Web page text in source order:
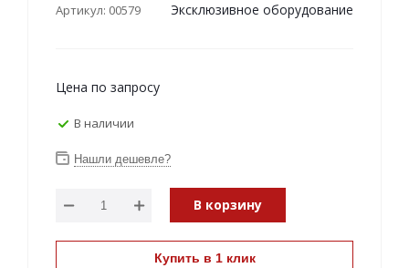
Артикул: 00579 Эксклюзивное оборудование
Цена по запросу
В наличии
Нашли дешевле?
В корзину
Купить в 1 клик